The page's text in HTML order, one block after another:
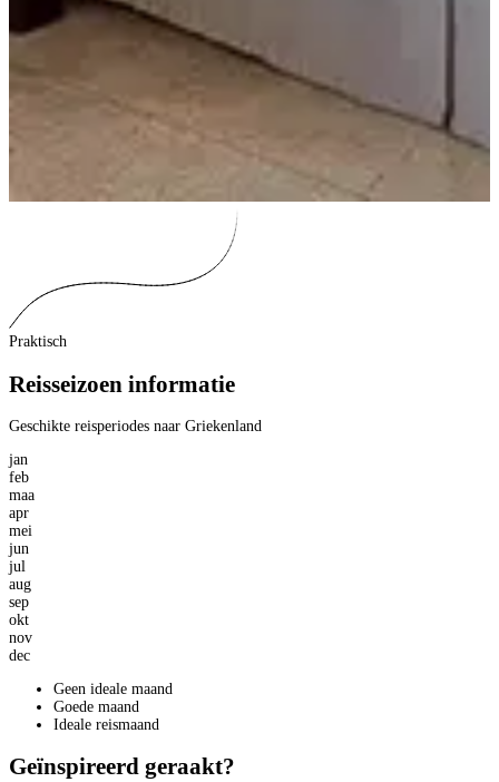
Praktisch
Reisseizoen informatie
Geschikte reisperiodes naar Griekenland
jan
feb
maa
apr
mei
jun
jul
aug
sep
okt
nov
dec
Geen ideale maand
Goede maand
Ideale reismaand
Geïnspireerd geraakt?